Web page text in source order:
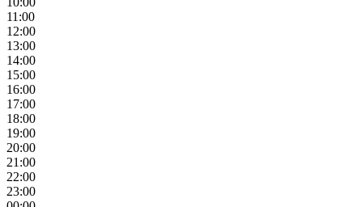
11:00
12:00
13:00
14:00
15:00
16:00
17:00
18:00
19:00
20:00
21:00
22:00
23:00